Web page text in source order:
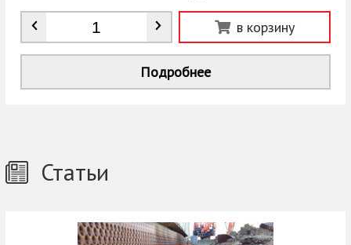
Статьи
Количество в корзину
Подробнее